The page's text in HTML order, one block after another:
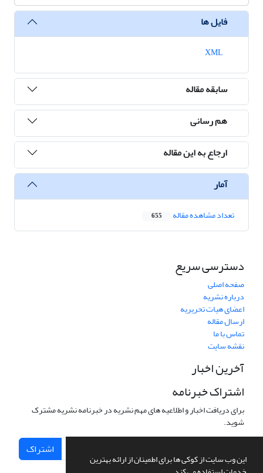
این وب سایت از کوکی ها برای اطمینان از ارائه بهترین
فایل ها
سابقه مقاله
هم رسانی
ارجاع به این مقاله
آمار
تعداد مشاهده مقاله 655
دسترسی سریع
صفحه اصلی
درباره نشریه
اعضای هیات تحریریه
ارسال مقاله
تماس با ما
نقشه سایت
آخرین اخبار
اشتراک خبرنامه
برای دریافت اخبار و اطلاعیه های مهم نشریه در خبرنامه نشریه مشترک
شوید.
اشتراک